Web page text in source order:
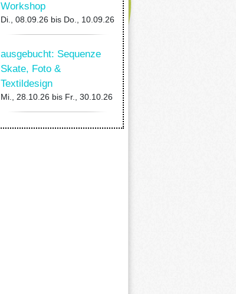
Workshop
Di., 08.09.26 bis Do., 10.09.26
ausgebucht: Sequenze
Skate, Foto &
Textildesign
Mi., 28.10.26 bis Fr., 30.10.26